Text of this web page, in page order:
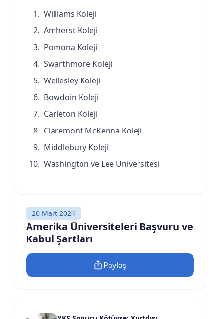
Williams Koleji
Amherst Koleji
Pomona Koleji
Swarthmore Koleji
Wellesley Koleji
Bowdoin Koleji
Carleton Koleji
Claremont McKenna Koleji
Middlebury Koleji
Washington ve Lee Üniversitesi
20 Mart 2024
Amerika Üniversiteleri Başvuru ve
Kabul Şartları
Paylaş